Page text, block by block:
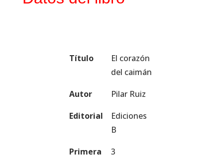
Título
El corazón
del caimán
Autor
Pilar Ruiz
Editorial
Ediciones
B
Primera
3